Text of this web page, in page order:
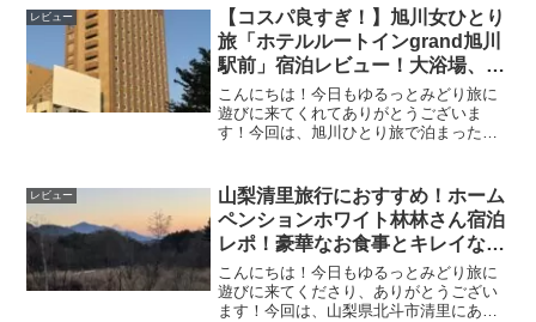
いきたいと思います。今回の旅は、新千
歳空港に２２時４０分ごろ到着でした。
レビュー
【コスパ良すぎ！】旭川女ひとり
旅「ホテルルートインgrand旭川
駅前」宿泊レビュー！大浴場、朝
食が最高！
こんにちは！今日もゆるっとみどり旅に
遊びに来てくれてありがとうございま
す！今回は、旭川ひとり旅で泊まった
旅でも安心して泊まることが出来るの
か？！お部屋は過ごしやすいのか？！朝
食はおいしいのか？！ゆるっとお伝えし
たいと思います！
レビュー
山梨清里旅行におすすめ！ホーム
ペンションホワイト林林さん宿泊
レポ！豪華なお食事とキレイなお
部屋♪
こんにちは！今日もゆるっとみどり旅に
遊びに来てくださり、ありがとうござい
ます！今回は、山梨県北斗市清里にある